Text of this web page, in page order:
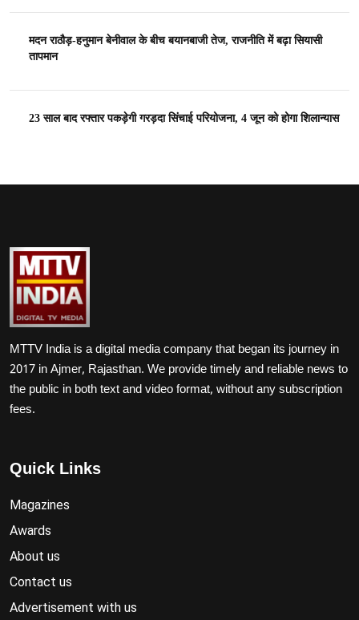
मदन राठौड़-हनुमान बेनीवाल के बीच बयानबाजी तेज, राजनीति में बढ़ा सियासी
तापमान
23 साल बाद रफ्तार पकड़ेगी गरड़दा सिंचाई परियोजना, 4 जून को होगा शिलान्यास
MTTV India is a digital media company that began its journey in
2017 in Ajmer, Rajasthan. We provide timely and reliable news to
the public in both text and video format, without any subscription
fees.
Quick Links
Magazines
Awards
About us
Contact us
Advertisement with us